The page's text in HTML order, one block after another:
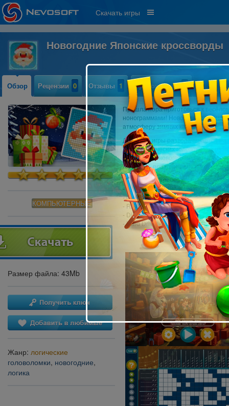
Скачать игры
Новогодние Японские кроссворды
Обзор Рецензии 0 Отзывы 1 Прохождение 0
КОМПЬЮТЕРНЫЕ
Размер файла: 43Mb
Жанр: логические
головоломки, новогодние,
логика
Пришла пора приготовься к
нонограммами! Новогодние
атмосферу зимних каникул!
Действие игры разворачивается
100 тематических головоломок
и приятные новогодние мелодии —
любитель праздничных загадок!
Системные требования:
- OS: Windows XP/Vista/Win7/Win8
- CPU: 1,2 GHz
- RAM: 1024 MB
- DirectX: 8.0
- Hard Drive: 42 MB